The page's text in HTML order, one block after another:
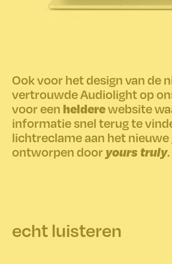
Ook voor het design van de
vertrouwde Audiolight op
voor een helderewebsite
informatie snel terug te
lichtreclame aan het
ontworpen door yours truly.
echt luisteren